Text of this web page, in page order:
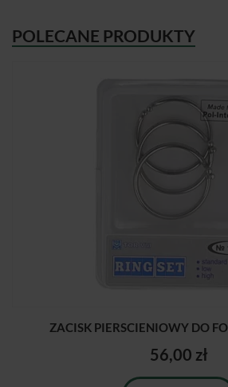
POLECANE PRODUKTY
ZACISK PIERSCIENIOWY DO
56,00 zł